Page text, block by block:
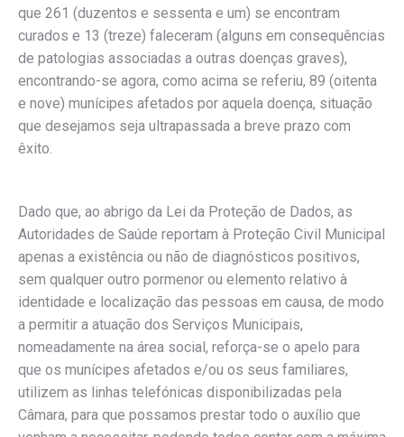
que 261 (duzentos e sessenta e um) se encontram
curados e 13 (treze) faleceram (alguns em consequências
de patologias associadas a outras doenças graves),
encontrando-se agora, como acima se referiu, 89 (oitenta
e nove) munícipes afetados por aquela doença, situação
que desejamos seja ultrapassada a breve prazo com
êxito.
Dado que, ao abrigo da Lei da Proteção de Dados, as
Autoridades de Saúde reportam à Proteção Civil Municipal
apenas a existência ou não de diagnósticos positivos,
sem qualquer outro pormenor ou elemento relativo à
identidade e localização das pessoas em causa, de modo
a permitir a atuação dos Serviços Municipais,
nomeadamente na área social, reforça-se o apelo para
que os munícipes afetados e/ou os seus familiares,
utilizem as linhas telefónicas disponibilizadas pela
Câmara, para que possamos prestar todo o auxílio que